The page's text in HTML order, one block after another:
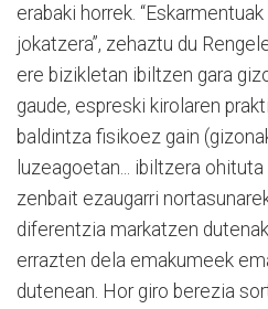
erabaki horrek.
jokatzera”, zehaztu du
ere bizikletan ibiltzen gara
gaude, espreski kirolaren
baldintza fisikoez gain
luzeagoetan... ibiltzera
zenbait ezaugarri
diferentzia markatzen
errazten dela emakumeek
dutenean. Hor giro berezia